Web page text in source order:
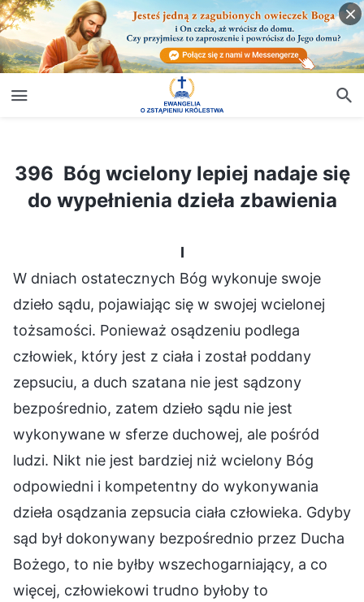
396 Bóg wcielony lepiej nadaje się
do wypełnienia dzieła zbawienia
I
W dniach ostatecznych Bóg wykonuje swoje
dzieło sądu, pojawiając się w swojej wcielonej
tożsamości. Ponieważ osądzeniu podlega
człowiek, który jest z ciała i został poddany
zepsuciu, a duch szatana nie jest sądzony
bezpośrednio, zatem dzieło sądu nie jest
wykonywane w sferze duchowej, ale pośród
ludzi. Nikt nie jest bardziej niż wcielony Bóg
odpowiedni i kompetentny do wykonywania
dzieła osądzania zepsucia ciała człowieka. Gdyby
sąd był dokonywany bezpośrednio przez Ducha
Bożego, to nie byłby wszechogarniający, a co
więcej, człowiekowi trudno byłoby to